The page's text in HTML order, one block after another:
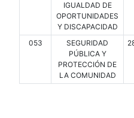
IGUALDAD DE
OPORTUNIDADES
Y DISCAPACIDAD
053
SEGURIDAD
PÚBLICA Y
PROTECCIÓN DE
LA COMUNIDAD